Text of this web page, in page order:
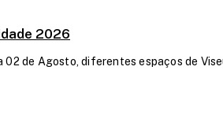
2026
02 de Agosto, diferentes espaços de